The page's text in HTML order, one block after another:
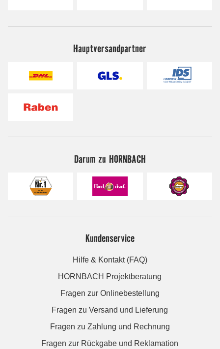
Hauptversandpartner
Darum zu HORNBACH
Kundenservice
Hilfe & Kontakt (FAQ)
HORNBACH Projektberatung
Fragen zur Onlinebestellung
Fragen zu Versand und Lieferung
Fragen zu Zahlung und Rechnung
Fragen zur Rückgabe und Reklamation